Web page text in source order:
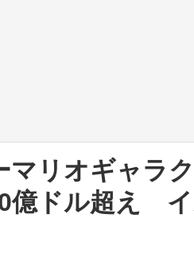
マリオギャラ
億ドル超え